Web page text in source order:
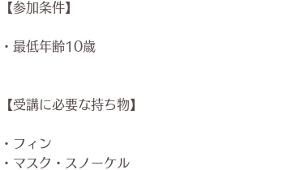
【参加条件】
・最低年齢10歳
【受講に必要な持ち物】
・フィン
・マスク・スノーケル